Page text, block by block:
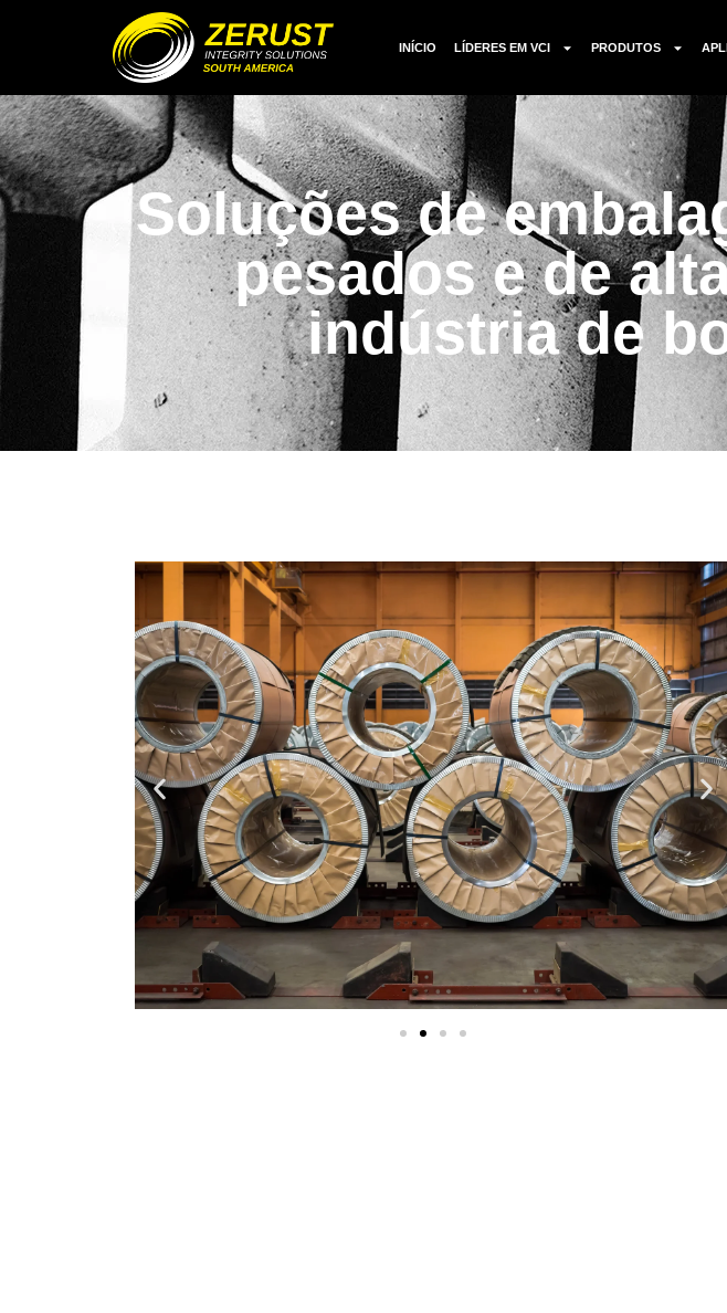
INÍCIO LÍDERES EM VCI PRODUTOS
Soluções de
pesados ​​e de
indústria de